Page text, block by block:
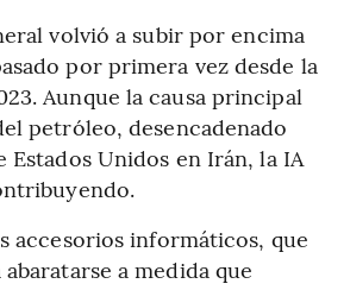
volvió a subir por encima
por primera vez desde la
Aunque la causa principal
petróleo, desencadenado
Estados Unidos en Irán, la IA
accesorios informáticos, que
a medida que